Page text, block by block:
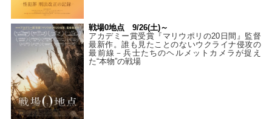
戦場0地点 9/26(土)～
アカデミー賞受賞『マリウポリの20日間』監督
最新作。誰も見たことのないウクライナ侵攻の
最前線－兵士たちのヘルメットカメラが捉え
た“本物”の戦場